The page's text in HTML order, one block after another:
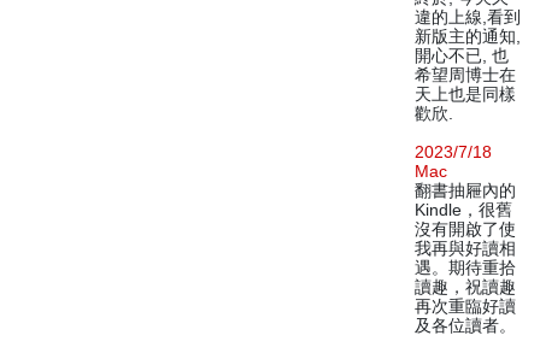
違的上線,看到
新版主的通知,
開心不已, 也
希望周博士在
天上也是同樣
歡欣.
2023/7/18
Mac
翻書抽屜內的
Kindle，很舊
沒有開啟了使
我再與好讀相
遇。期待重拾
讀趣，祝讀趣
再次重臨好讀
及各位讀者。